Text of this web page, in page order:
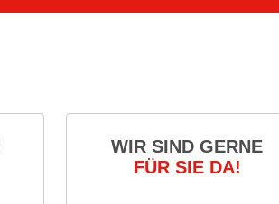
WIR SIND GERNE
FÜR SIE DA!